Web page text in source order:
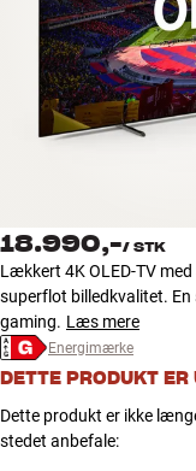
Tilbehør
MÆRKER
TILBUD
Find Butik
Kundeservice
Log ind
Byg med Lyd
18.990,-/ STK
Lækkert 4K OLED-TV
superflot billedkvalitet. En
gaming. Læs mere
Energimærke
DETTE PRODUKT ER
Dette produkt er ikke
stedet anbefale: